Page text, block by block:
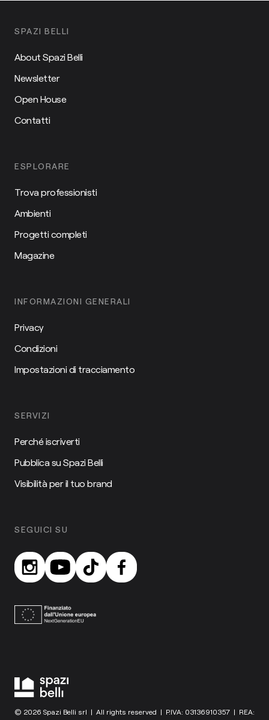
SPAZI BELLI
About Spazi Belli
Newsletter
Open House
Contatti
ESPLORARE
Trova professionisti
Ambienti
Progetti completi
Magazine
INFORMAZIONI GENERALI
Privacy
Condizioni
Impostazioni di tracciamento
SERVIZI
Perché iscriverti
Pubblica su Spazi Belli
Visibilità per il tuo brand
SEGUICI SU
© 2026 Spazi Belli srl | All rights reserved | P.IVA: 03136910357 | REA: